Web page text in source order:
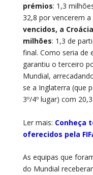
prémios: 1,3
32,8 por vencerem
vencidos, a
milhões: 1,3 de
final. Como seria de
garantiu o terceiro
Mundial,
se a Inglaterra (que
3º/4º lugar) com
Ler mais: Conheça
oferecidos pela
As equipas que
do Mundial